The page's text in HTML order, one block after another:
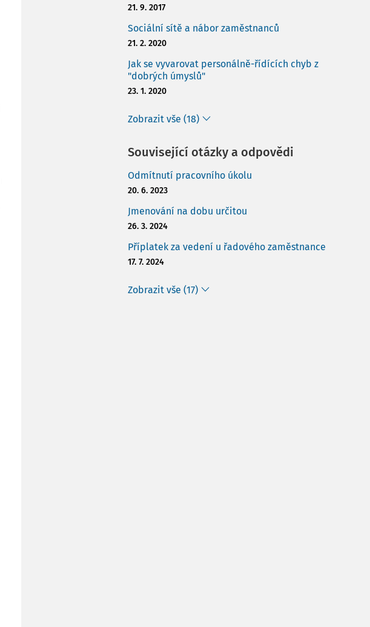
21. 9. 2017
Sociální sítě a nábor zaměstnanců
21. 2. 2020
Jak se vyvarovat personálně-řídících chyb z
"dobrých úmyslů"
23. 1. 2020
Zobrazit vše (18)
Související otázky a odpovědi
Odmítnutí pracovního úkolu
20. 6. 2023
Jmenování na dobu určitou
26. 3. 2024
Příplatek za vedení u řadového zaměstnance
17. 7. 2024
Zobrazit vše (17)